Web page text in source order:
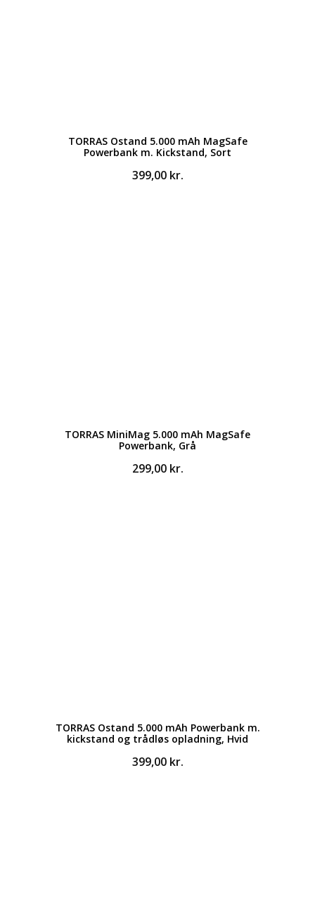
TORRAS Ostand 5.000 mAh MagSafe
Powerbank m. Kickstand, Sort
399,00 kr.
TORRAS MiniMag 5.000 mAh MagSafe
Powerbank, Grå
299,00 kr.
TORRAS Ostand 5.000 mAh Powerbank m.
kickstand og trådløs opladning, Hvid
399,00 kr.